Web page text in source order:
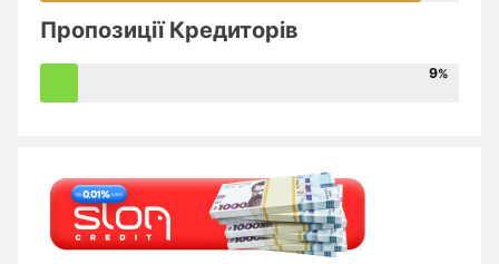
Пропозиції Кредиторів
9